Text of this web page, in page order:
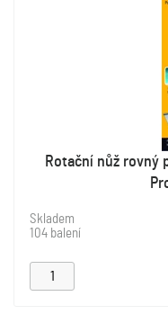
Rotační nůž rovný
Skladem
104 balení